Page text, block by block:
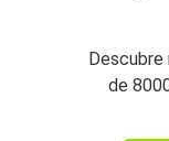
Descubre
de